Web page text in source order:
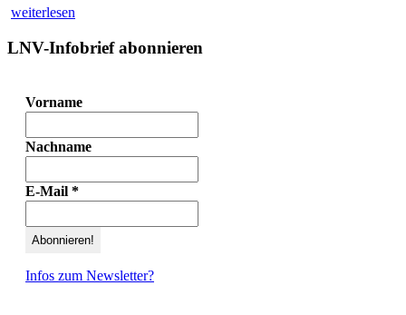
weiterlesen
LNV-Infobrief abonnieren
Vorname
Nachname
E-Mail *
Infos zum Newsletter?